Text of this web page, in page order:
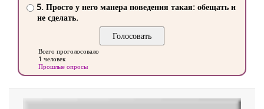
5. Просто у него манера поведения такая: обещать и
не сделать.
Всего проголосовало
1 человек
Прошлые опросы